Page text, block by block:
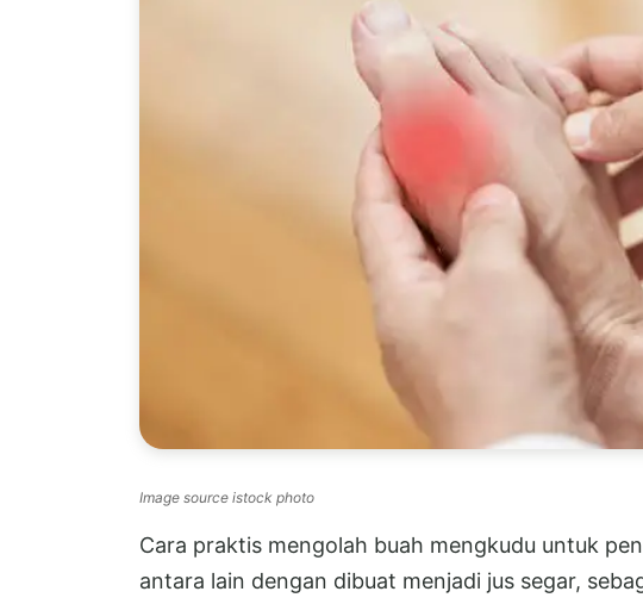
Image source istock photo
Cara praktis mengolah buah mengkudu untuk
antara lain dengan dibuat menjadi jus segar,